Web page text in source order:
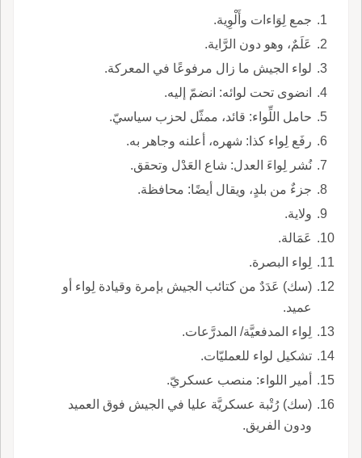
جمع لِوَاءات وأَلْوِية.
عَلَمٌ، وهو دون الرَّاية.
لواء الجيش ما زال مرفوعًا في المعركة.
انضوى تحت لوائه: انضمّ إليه.
حامل اللِّواء: قائد، ممثّل لحزب سياسيّ.
رفَع لِواء كذا: شهره، أعلنه وجاهر به.
نُشر لِواءَ العدل: شاع العَدْل وتحقق.
جزءٌ من بلدٍ، ويقال أيضًا: محافظة.
ولاية.
عَمَالة.
لِواء البصرة.
(سك) عَدَدٌ من كتائب الجيش بإمرة وقيادة لِواء أو
عميد.
لِواء المدفعيَّة/ المدرَّعات.
تشكيل لواء للعمليّات.
أمير اللواء: منصب عسكريّ.
(سك) رُتْبة عسكريَّة عليا في الجيش فوق العميد
ودون الفريق.